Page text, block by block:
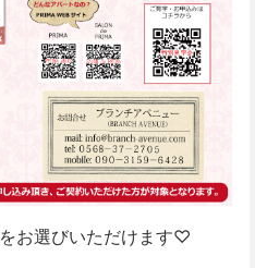
お選びいただけます♡